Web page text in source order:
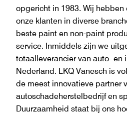
opgericht in 1983. Wij
onze klanten in diverse
beste paint en non-paint
service. Inmiddels zijn we
totaalleverancier van auto- en
Nederland. LKQ Vanesch is
de meest innovatieve partner
autoschadeherstelbedrijf en
Duurzaamheid staat bij ons